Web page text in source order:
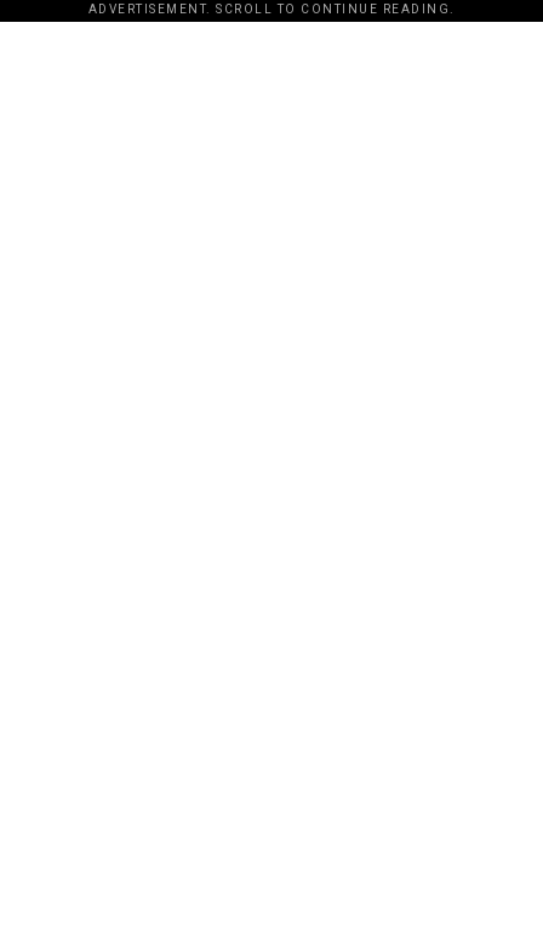
ADVERTISEMENT. SCROLL TO CONTINUE READING.